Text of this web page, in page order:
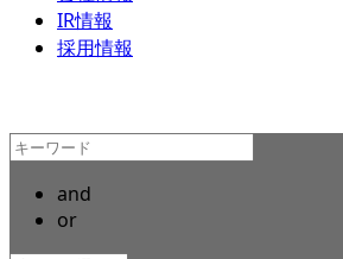
IR情報
採用情報
and
or